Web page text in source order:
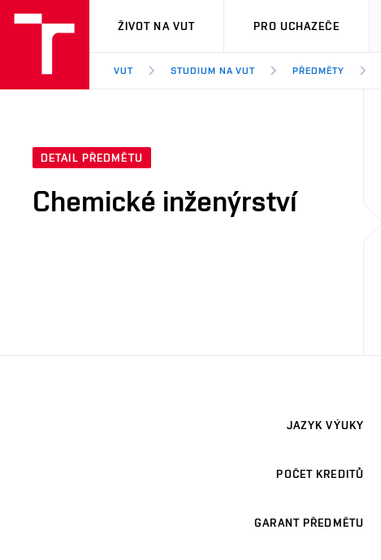
VUT
ŽIVOT NA VUT PRO UCHAZEČE
VUT STUDIUM NA VUT PŘEDMĚTY
DETAIL PŘEDMĚTU
Chemické inženýrství
JAZYK VÝUKY
POČET KREDITŮ
GARANT PŘEDMĚTU